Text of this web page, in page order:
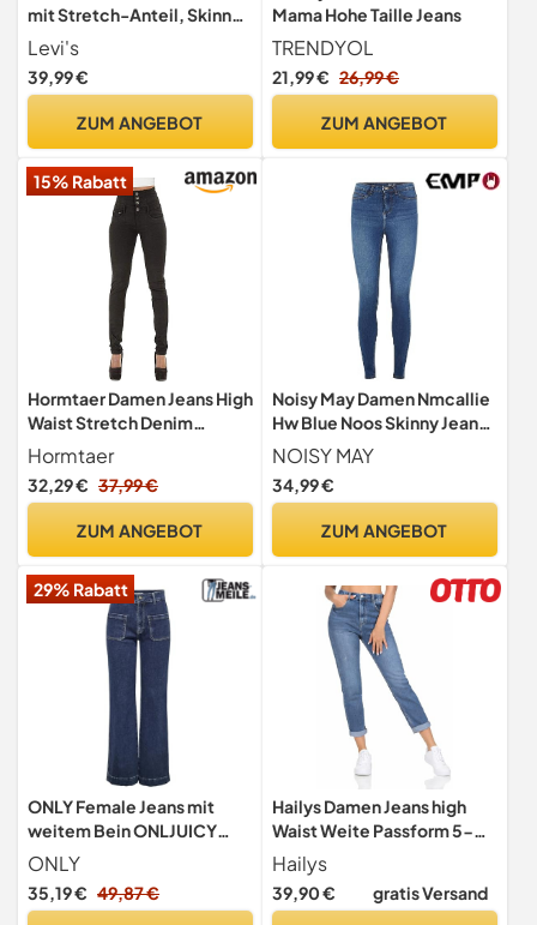
mit Stretch-Anteil, Skinny
Fit, Schwarz (Clear Way),
W28/L28
Levi's
39,99 €
ZUM ANGEBOT
Mama Hohe Taille Jeans
TRENDYOL
21,99 € 26,99 €
ZUM ANGEBOT
15% Rabatt
Hormtaer Damen Jeans High
Waist Stretch Denim
Jeanshosen für Damen
Skinny Slim Fit Röhrenjeans
Bleistiftjean Lässige Pant
Hosen (Schwarz, L)
Hormtaer
32,29 € 37,99 €
ZUM ANGEBOT
Noisy May Damen Nmcallie
Hw Blue Noos Skinny Jeans,
Dunkelblau, 31W / 32L EU
NOISY MAY
34,99 €
ZUM ANGEBOT
29% Rabatt
ONLY Female Jeans mit
weitem Bein ONLJUICY
Hohe Taille Weiter
Beinschnitt Jeans
ONLY
35,19 € 49,87 €
Hailys Damen Jeans high
Waist Weite Passform 5-
Pockets leichte Waschung,
Farben:Blau-2, Größe:L
Hailys
39,90 € gratis Versand